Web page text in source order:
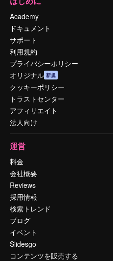
Academy
ドキュメント
サポート
利用規約
プライバシーポリシー
オリジナル 新規
クッキーポリシー
トラストセンター
アフィリエイト
法人向け
運営
料金
会社概要
Reviews
採用情報
検索トレンド
ブログ
イベント
Slidesgo
コンテンツを販売する